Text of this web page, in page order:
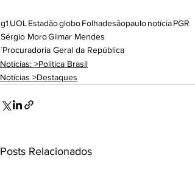
g1 UOL EstadãogloboFolhadesãopaulonotíciaPGR
Sérgio MoroGilmar Mendes
´Procuradoria Geral da República
Notícias: >Politica Brasil
Notícias >Destaques
Posts Relacionados